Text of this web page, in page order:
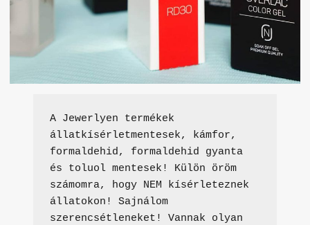
A Jewerlyen termékek
állatkísérletmentesek, kámfor,
formaldehid, formaldehid gyanta
és toluol mentesek! Külön öröm
számomra, hogy NEM kísérleteznek
állatokon! Sajnálom
szerencsétleneket! Vannak olyan